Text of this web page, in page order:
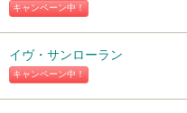
キャンペーン中！
キャンペーン中！
イヴ・サンローラン